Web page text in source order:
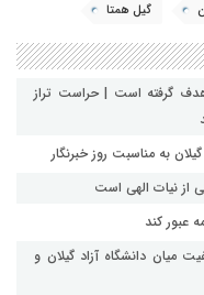
گیل همتا
گرفته است | حراست تراز
به مناسبت روز خبرنگار
نیات الهی است
عبور کند
میان دانشگاه آزاد گیلان و